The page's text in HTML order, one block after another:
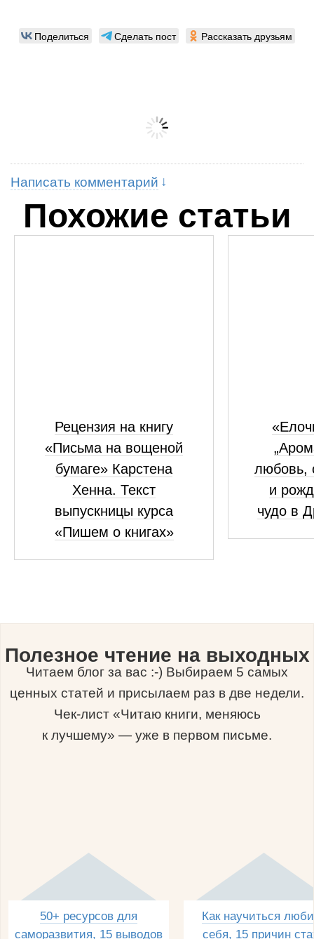
Поделиться Сделать пост Рассказать друзьям
Написать комментарий
Похожие статьи
Рецензия на книгу
«Письма на вощеной
бумаге» Карстена
Хенна. Текст
выпускницы курса
«Пишем о книгах»
любовь,
и
чудо в
Полезное чтение на выходных
Читаем блог за вас :-) Выбираем 5 самых
ценных статей и присылаем раз в две недели.
Чек-лист «Читаю книги, меняюсь
к лучшему» — уже в первом письме.
50+ ресурсов для
саморазвития, 15 выводов
Как научиться
себя, 15 причин